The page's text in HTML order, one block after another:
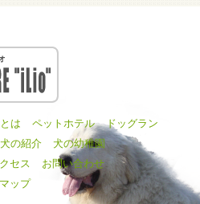
は ペットホテル
ドッグラン
の紹介
犬の幼稚園
セス
お問い合わせ
ップ